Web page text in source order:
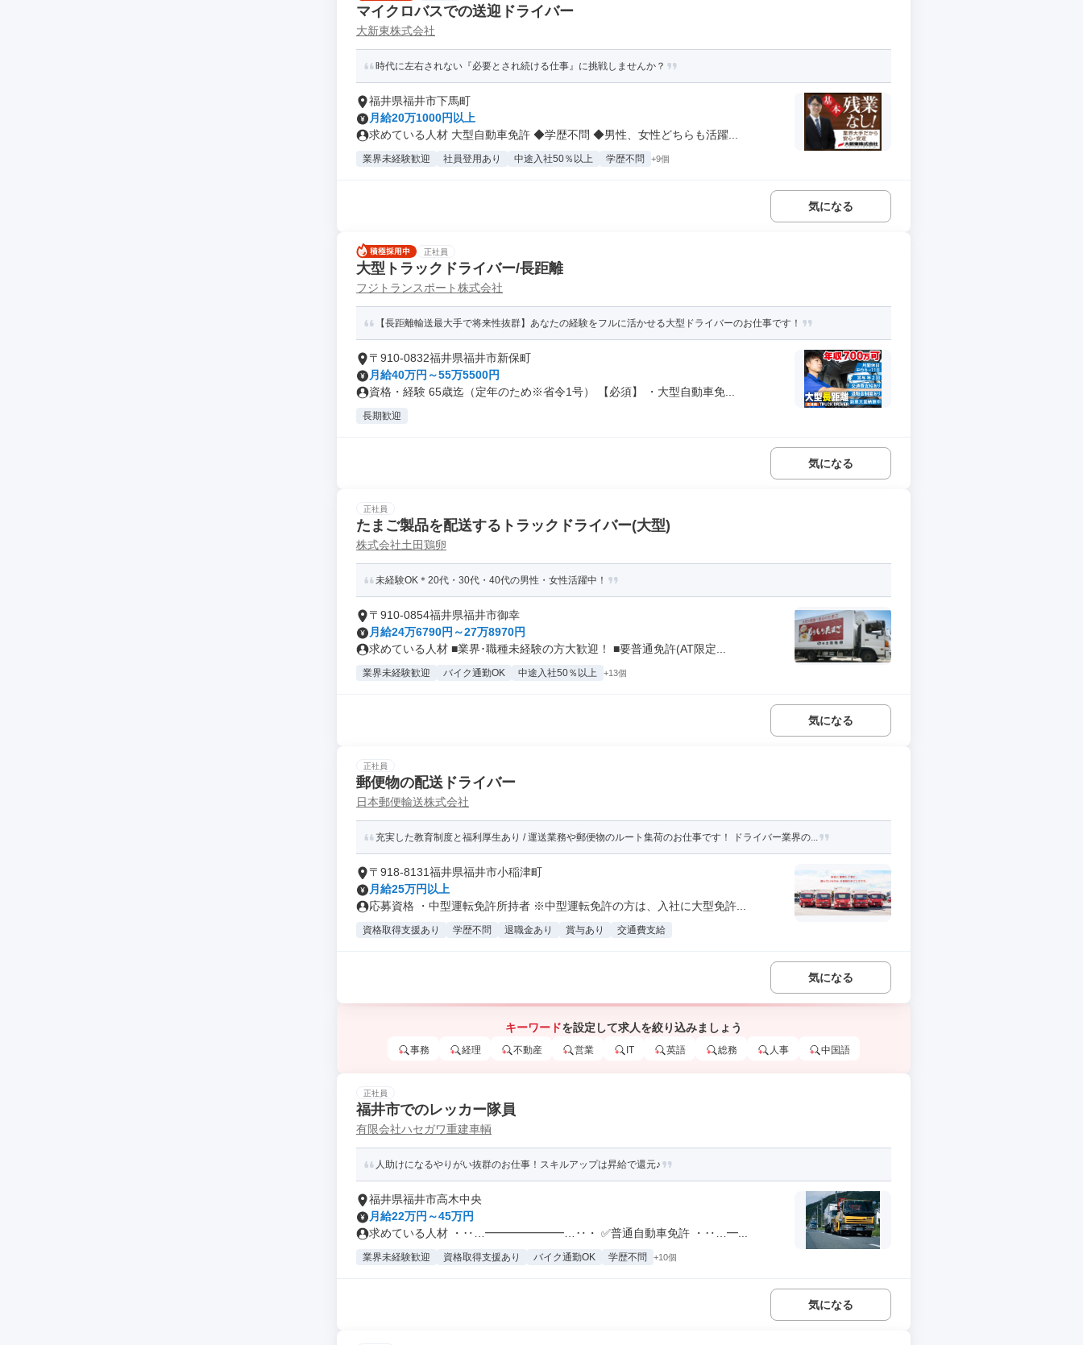
マイクロバスでの送迎ドライバー
大新東株式会社
時代に左右されない『必要とされ続ける仕事』に挑戦しませんか？
福井県福井市下馬町
月給20万1000円以上
求めている人材 大型自動車免許 ◆学歴不問 ◆男性、女性どちらも活躍...
業界未経験歓迎 社員登用あり 中途入社50％以上 学歴不問 +9個
気になる
正社員
大型トラックドライバー/長距離
フジトランスポート株式会社
【長距離輸送最大手で将来性抜群】あなたの経験をフルに活かせる大型ドライバーのお仕事です！
〒910-0832福井県福井市新保町
月給40万円～55万5500円
資格・経験 65歳迄（定年のため※省令1号） 【必須】 ・大型自動車免...
長期歓迎
気になる
正社員
たまご製品を配送するトラックドライバー(大型)
株式会社土田鶏卵
未経験OK＊20代・30代・40代の男性・女性活躍中！
〒910-0854福井県福井市御幸
月給24万6790円～27万8970円
求めている人材 ■業界･職種未経験の方大歓迎！ ■要普通免許(AT限定...
業界未経験歓迎 バイク通勤OK 中途入社50％以上 +13個
気になる
正社員
郵便物の配送ドライバー
日本郵便輸送株式会社
充実した教育制度と福利厚生あり / 運送業務や郵便物のルート集荷のお仕事です！ ドライバー業界の...
〒918-8131福井県福井市小稲津町
月給25万円以上
応募資格 ・中型運転免許所持者 ※中型運転免許の方は、入社に大型免許...
資格取得支援あり 学歴不問 退職金あり 賞与あり 交通費支給
気になる
キーワードを設定して求人を絞り込みましょう
事務 経理 不動産 営業 IT 英語 総務 人事 中国語
正社員
福井市でのレッカー隊員
有限会社ハセガワ重建車輌
人助けになるやりがい抜群のお仕事！スキルアップは昇給で還元♪
福井県福井市高木中央
月給22万円～45万円
求めている人材 ・‥…━━━━━━━…‥・ ✅普通自動車免許 ・‥…━...
業界未経験歓迎 資格取得支援あり バイク通勤OK 学歴不問 +10個
気になる